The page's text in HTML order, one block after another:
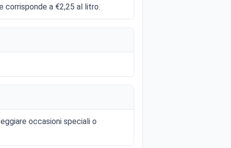
corrisponde a €2,25 al litro.
occasioni speciali o